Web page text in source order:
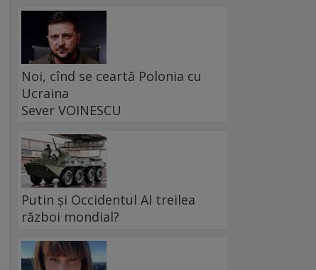
Noi, cînd se ceartă Polonia cu
Ucraina
Sever VOINESCU
Putin și Occidentul Al treilea
război mondial?